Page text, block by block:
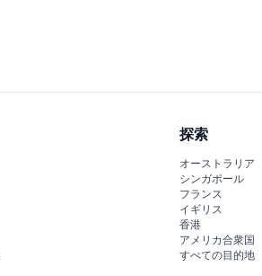
探索
オーストラリア
シンガポール
フランス
イギリス
香港
アメリカ合衆国
すべての目的地